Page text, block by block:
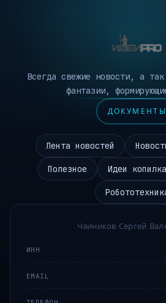
Всегда свежие новости, а
фантазии,
ДОКУМЕНТЫ
Лента новостей
Полезное Идеи копилка
Чаиников Сергей
ИНН
EMAIL